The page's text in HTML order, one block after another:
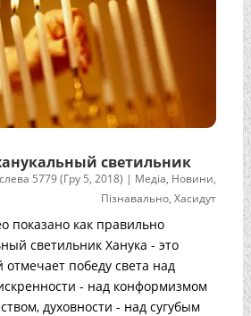
светильник
5779 (Гру 5, 2018) | Медіа, Новини,
Пізнавально,Хасидут
показано как правильно
светильник Ханука - это
победу света над
- над конформизмом
духовности - над сугубым